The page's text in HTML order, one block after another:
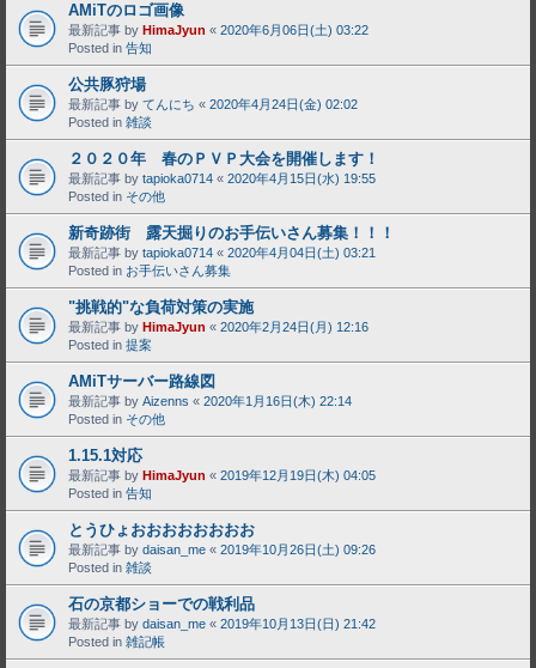
AMiTのロゴ画像
最新記事 by HimaJyun « 2020年6月06日(土) 03:22
Posted in 告知
公共豚狩場
最新記事 by てんにち « 2020年4月24日(金) 02:02
Posted in 雑談
２０２０年 春のＰＶＰ大会を開催します！
最新記事 by tapioka0714 « 2020年4月15日(水) 19:55
Posted in その他
新奇跡街 露天掘りのお手伝いさん募集！！！
最新記事 by tapioka0714 « 2020年4月04日(土) 03:21
Posted in お手伝いさん募集
"挑戦的"な負荷対策の実施
最新記事 by HimaJyun « 2020年2月24日(月) 12:16
Posted in 提案
AMiTサーバー路線図
最新記事 by Aizenns « 2020年1月16日(木) 22:14
Posted in その他
1.15.1対応
最新記事 by HimaJyun « 2019年12月19日(木) 04:05
Posted in 告知
とうひょおおおおおおおお
最新記事 by daisan_me « 2019年10月26日(土) 09:26
Posted in 雑談
石の京都ショーでの戦利品
最新記事 by daisan_me « 2019年10月13日(日) 21:42
Posted in 雑記帳